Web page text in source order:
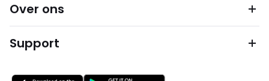
Over ons
Support